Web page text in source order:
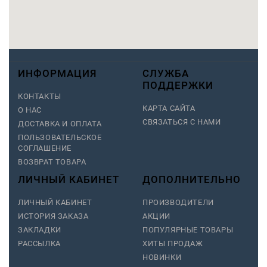
ИНФОРМАЦИЯ
КОНТАКТЫ
О НАС
ДОСТАВКА И ОПЛАТА
ПОЛЬЗОВАТЕЛЬСКОЕ
СОГЛАШЕНИЕ
ВОЗВРАТ ТОВАРА
СЛУЖБА
ПОДДЕРЖКИ
КАРТА САЙТА
СВЯЗАТЬСЯ С НАМИ
ЛИЧНЫЙ КАБИНЕТ
ЛИЧНЫЙ КАБИНЕТ
ИСТОРИЯ ЗАКАЗА
ЗАКЛАДКИ
РАССЫЛКА
ДОПОЛНИТЕЛЬНО
ПРОИЗВОДИТЕЛИ
АКЦИИ
ПОПУЛЯРНЫЕ ТОВАРЫ
ХИТЫ ПРОДАЖ
НОВИНКИ